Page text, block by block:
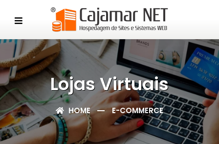
Lojas Virtuais
HOME E-COMMERCE